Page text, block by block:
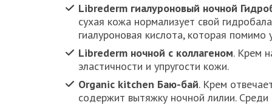
Librederm гиалуроновый ночной
сухая кожа нормализует свой
гиалуроновая кислота, которая
Librederm ночной с коллагеном. Крем
эластичности и упругости кожи.
Organic kitchen Баю-бай. Крем
содержит вытяжку ночной лилии.